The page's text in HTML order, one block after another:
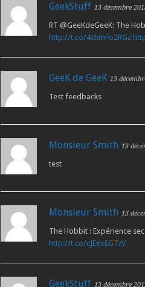
GeekStuff 13 décembre
RT @GeeKdeGeeK: The
http://t.co/4chmFo2RGz
GeeK de GeeK 13
Test feedbacks
Monsieur Smith 13
test
Monsieur Smith 13
The Hobbit : Expérience
http://t.co/cJEexEG7zV
GeekStuff 13 décembre